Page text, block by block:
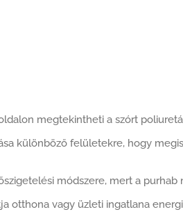
megtekintheti a szórt
különböző felületekre, hogy
módszere, mert a
otthona vagy üzleti ingatlana